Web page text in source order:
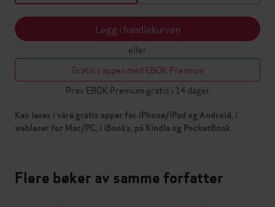
Legg i handlekurven
eller
Gratis i appen med EBOK Premium
Prøv EBOK Premium gratis i 14 dager
Kan leses i våre gratis apper for iPhone/iPad og Android, i
webleser for Mac/PC, i iBooks, på Kindle og PocketBook
Flere bøker av samme forfatter